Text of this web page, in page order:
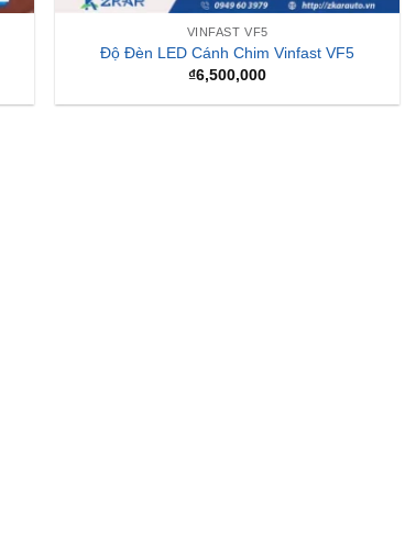
VINFAST VF5
Độ Đèn LED Cánh Chim Vinfast VF5
₫6,500,000